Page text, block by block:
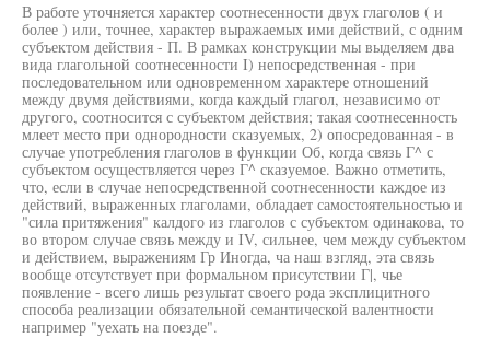
В работе уточняется характер соотнесенности двух глаголов ( и
более ) или, точнее, характер выражаемых ими действий, с одним
субъектом действия - П. В рамках конструкции мы выделяем два
вида глагольной соотнесенности I) непосредственная - при
последовательном или одновременном характере отношений
между двумя действиями, когда каждый глагол, независимо от
другого, соотносится с субъектом действия; такая соотнесенность
млеет место при однородности сказуемых, 2) опосредованная - в
случае употребления глаголов в функции Об, когда связь Г^ с
субъектом осуществляется через Г^ сказуемое. Важно отметить,
что, если в случае непосредственной соотнесенности каждое из
действий, выраженных глаголами, обладает самостоятельностью и
"сила притяжения" калдого из глаголов с субъектом одинакова, то
во втором случае связь между и IV, сильнее, чем между субъектом
и действием, выражениям Гр Иногда, ча наш взгляд, эта связь
вообще отсутствует при формальном присутствии Г|, чье
появление - всего лишь результат своего рода эксплицитного
способа реализации обязательной семантической валентности
например "уехать на поезде".